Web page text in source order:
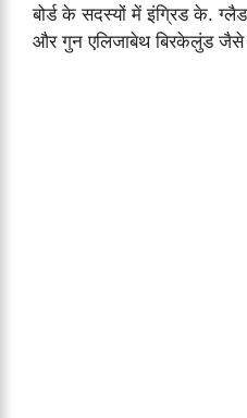
बोर्ड के सदस्यों में इंग्रिड के.
और गुन एलिजाबेथ बिरकेलुंड जैसे